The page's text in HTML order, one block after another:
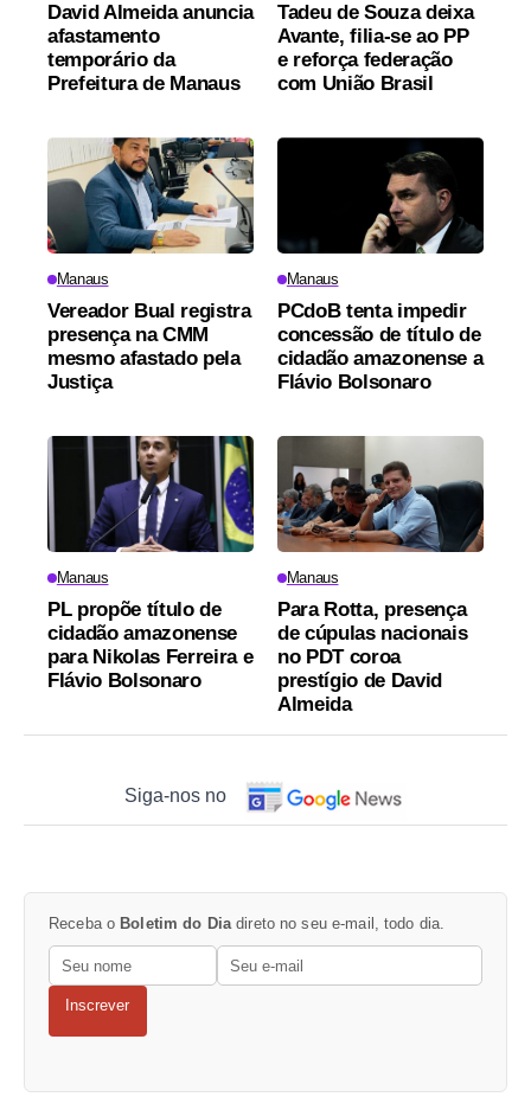
David Almeida anuncia
afastamento
temporário da
Prefeitura de Manaus
Tadeu de Souza deixa
Avante, filia-se ao PP
e reforça federação
com União Brasil
Manaus
Vereador Bual registra
presença na CMM
mesmo afastado pela
Justiça
Manaus
PCdoB tenta impedir
concessão de título de
cidadão amazonense a
Flávio Bolsonaro
Manaus
PL propõe título de
cidadão amazonense
para Nikolas Ferreira e
Flávio Bolsonaro
Manaus
Para Rotta, presença
de cúpulas nacionais
no PDT coroa
prestígio de David
Almeida
Siga-nos no
Receba o Boletim do Dia direto no seu e-mail, todo dia.
Inscrever